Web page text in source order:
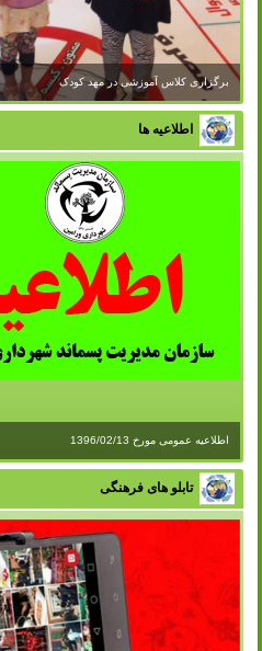
برگزاری کلاس آموزشی در مهد کودک
اطلاعیه ها
اطلاعیه عمومی مورخ 1396/02/13
تابلو های فرهنگی